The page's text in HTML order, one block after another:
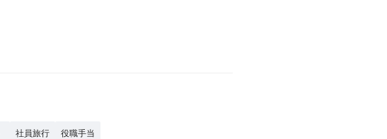
社員旅行 役職手当